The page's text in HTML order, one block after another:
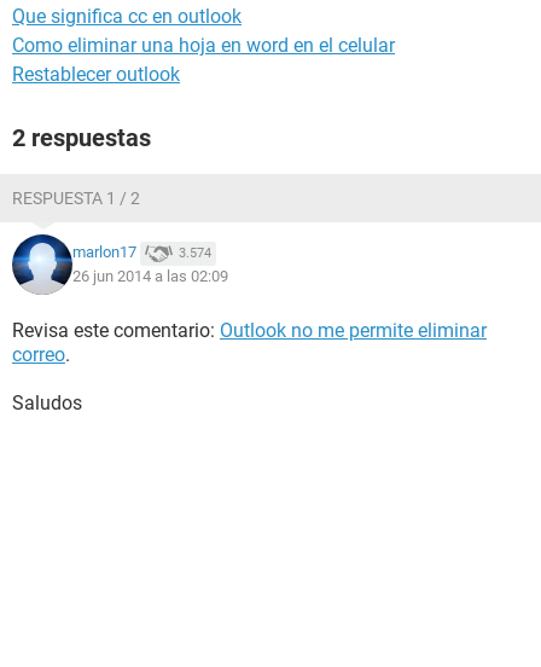
Que significa cc en outlook
Como eliminar una hoja en word en el celular
Restablecer outlook
2 respuestas
RESPUESTA 1 / 2
marlon17 3.574
26 jun 2014 a las 02:09
Revisa este comentario: Outlook no me permite eliminar
correo.
Saludos